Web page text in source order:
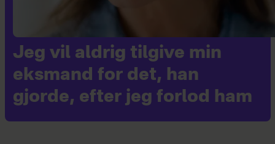
Jeg vil aldrig tilgive min
eksmand for det, han
gjorde, efter jeg forlod ham